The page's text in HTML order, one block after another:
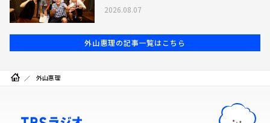
2026.08.07
外山惠理の記事一覧はこちら
外山惠理